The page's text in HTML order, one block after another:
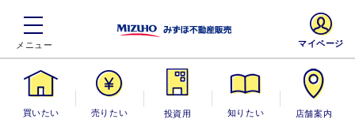
買いたい 売りたい
投資用・事業
知りたい 店舗案内
マイページ